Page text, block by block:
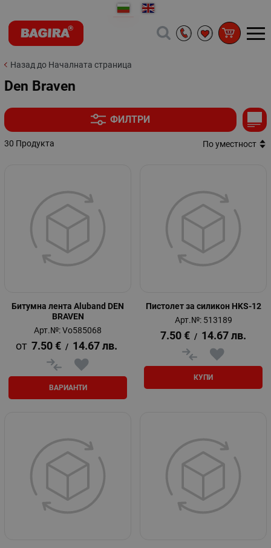
Назад до Началната страница
Den Braven
ФИЛТРИ
30 Продукта По уместност
Битумна лента Aluband DEN
BRAVEN
Арт.№: Vo585068
7.50 € / 14.67 лв.
ВАРИАНТИ
Пистолет за силикон HKS-12
Арт.№: 513189
7.50 € / 14.67 лв.
КУПИ